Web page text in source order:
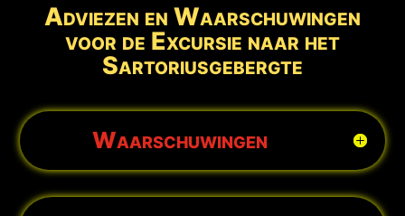
Adviezen en Waarschuwingen
voor de Excursie naar het
Sartoriusgebergte
Waarschuwingen